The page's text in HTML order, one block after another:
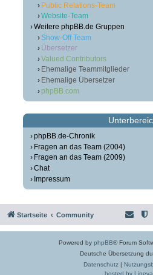
Public Relations-Team
Website-Team
Weitere phpBB.de Gruppen
Show-Off Team
Übersetzer
Valued Contributors
Ehemalige Teammitglieder
Ehemalige Übersetzer
phpBB.com
phpBB.de-Chronik
Fragen an das Team (2004)
Fragen an das Team (2009)
Chat
Impressum
Startseite Community
Powered by phpBB® Forum
Deutsche Übersetzung
Datenschutz|
hosted by